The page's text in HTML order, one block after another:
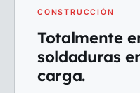
CONSTRUCCIÓN
Totalmente
soldaduras
carga.